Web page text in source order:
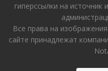
гиперссылки на
Все права на
сайте принадлежат